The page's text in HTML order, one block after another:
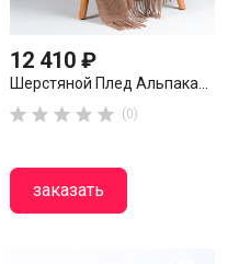
12 410 ₽
Шерстяной Плед Альпака...
     (0)
заказать